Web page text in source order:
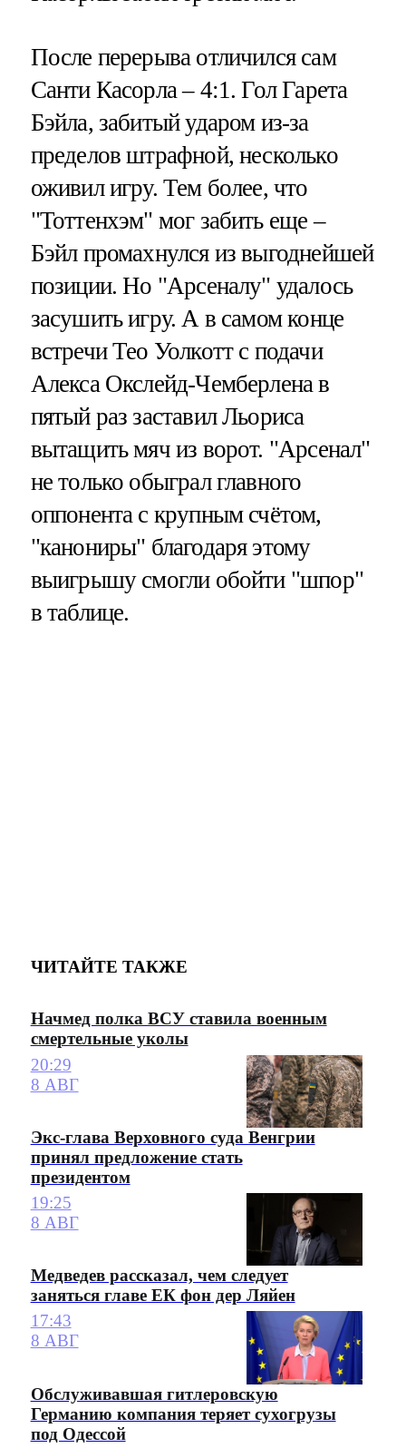
После перерыва отличился сам
Санти Касорла – 4:1. Гол Гарета
Бэйла, забитый ударом из-за
пределов штрафной, несколько
оживил игру. Тем более, что
"Тоттенхэм" мог забить еще –
Бэйл промахнулся из выгоднейшей
позиции. Но "Арсеналу" удалось
засушить игру. А в самом конце
встречи Тео Уолкотт с подачи
Алекса Окслейд-Чемберлена в
пятый раз заставил Льориса
вытащить мяч из ворот. "Арсенал"
не только обыграл главного
оппонента с крупным счётом,
"канониры" благодаря этому
выигрышу смогли обойти "шпор"
в таблице.
ЧИТАЙТЕ ТАКЖЕ
Начмед полка ВСУ ставила военным
смертельные уколы
20:29
8 АВГ
Экс-глава Верховного суда Венгрии
принял предложение стать
президентом
19:25
8 АВГ
Медведев рассказал, чем следует
заняться главе ЕК фон дер Ляйен
17:43
8 АВГ
Обслуживавшая гитлеровскую
Германию компания теряет сухогрузы
под Одессой